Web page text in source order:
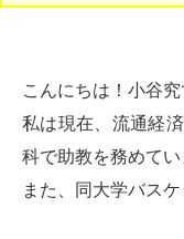
こんにちは！小谷究
私は現在、流通経
科で助教を務めてい
また、同大学バス